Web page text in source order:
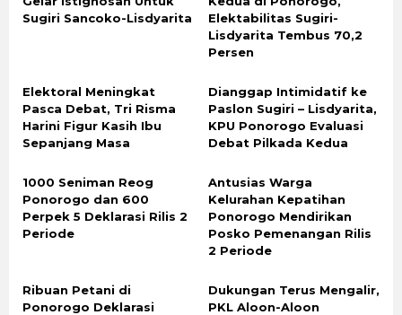
Sugiri Sancoko-Lisdyarita
Elektabilitas Sugiri-
Lisdyarita Tembus 70,2
Persen
Elektoral Meningkat
Pasca Debat, Tri Risma
Harini Figur Kasih Ibu
Sepanjang Masa
Dianggap Intimidatif ke
Paslon Sugiri – Lisdyarita,
KPU Ponorogo Evaluasi
Debat Pilkada Kedua
1000 Seniman Reog
Ponorogo dan 600
Perpek 5 Deklarasi Rilis 2
Periode
Antusias Warga
Kelurahan Kepatihan
Ponorogo Mendirikan
Posko Pemenangan Rilis
2 Periode
Ribuan Petani di
Ponorogo Deklarasi
Dukungan Terus Mengalir,
PKL Aloon-Aloon